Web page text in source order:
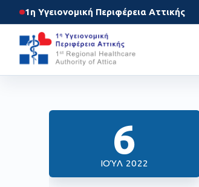
1η Υγειονομική Περιφέρεια Αττικής
6
ΙΟΎΛ 2022